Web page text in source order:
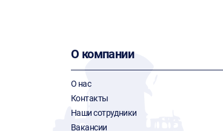
О компании
О нас
Контакты
Наши сотрудники
Вакансии